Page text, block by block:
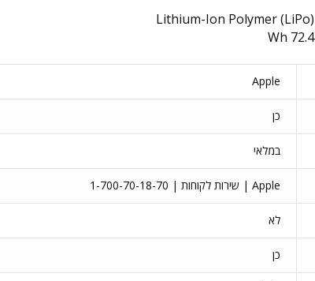
Lithium-Ion Polymer (LiPo)
72.4 Wh
Apple
כן
במלאי
Apple | שירות לקוחות | 1-700-70-18-70
לא
כן